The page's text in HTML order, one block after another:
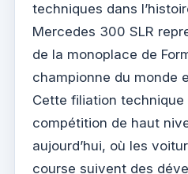
techniques dans
Mercedes 300 SLR
de la monoplace de
championne du monde
Cette filiation
compétition de haut
aujourd’hui, où les
course suivent des